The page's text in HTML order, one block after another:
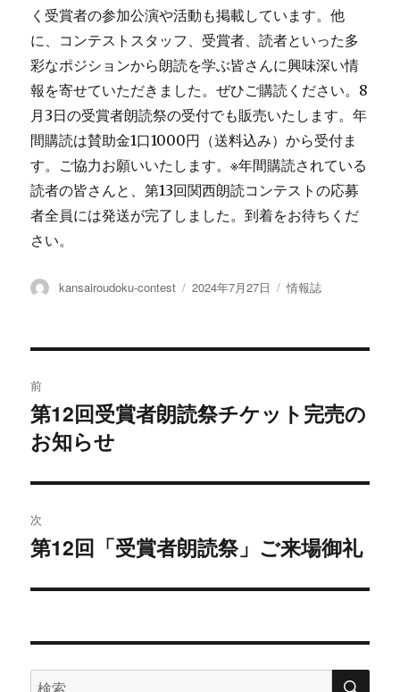
く受賞者の参加公演や活動も掲載しています。他
に、コンテストスタッフ、受賞者、読者といった多
彩なポジションから朗読を学ぶ皆さんに興味深い情
報を寄せていただきました。ぜひご購読ください。8
月3日の受賞者朗読祭の受付でも販売いたします。年
間購読は賛助金1口1000円（送料込み）から受付ま
す。ご協力お願いいたします。※年間購読されている
読者の皆さんと、第13回関西朗読コンテストの応募
者全員には発送が完了しました。到着をお待ちくだ
さい。
投
kansairoudoku-contest
投
2024年7月27日
カ
情報誌
稿
ナ
ビ
ゲ
ー
シ
ン
前
過
去
投
稿:
第12回受賞者朗読祭チケット完売の
お知らせ
次
次
投
第12回「受賞者朗読祭」ご来場御礼
検
検